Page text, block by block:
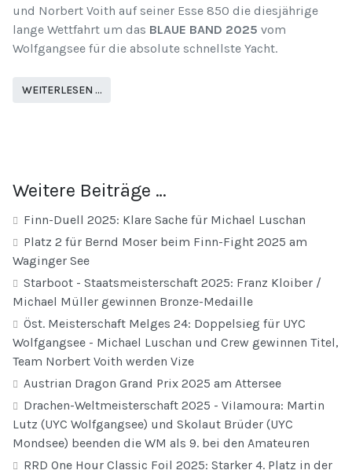
und Norbert Voith auf seiner Esse 850 die diesjährige
lange Wettfahrt um das BLAUE BAND 2025 vom
Wolfgangsee für die absolute schnellste Yacht.
WEITERLESEN …
Weitere Beiträge …
Finn-Duell 2025: Klare Sache für Michael Luschan
Platz 2 für Bernd Moser beim Finn-Fight 2025 am
Waginger See
Starboot - Staatsmeisterschaft 2025: Franz Kloiber /
Michael Müller gewinnen Bronze-Medaille
Öst. Meisterschaft Melges 24: Doppelsieg für UYC
Wolfgangsee - Michael Luschan und Crew gewinnen Titel,
Team Norbert Voith werden Vize
Austrian Dragon Grand Prix 2025 am Attersee
Drachen-Weltmeisterschaft 2025 - ViIamoura: Martin
Lutz (UYC Wolfgangsee) und Skolaut Brüder (UYC
Mondsee) beenden die WM als 9. bei den Amateuren
RRD One Hour Classic Foil 2025: Starker 4. Platz in der